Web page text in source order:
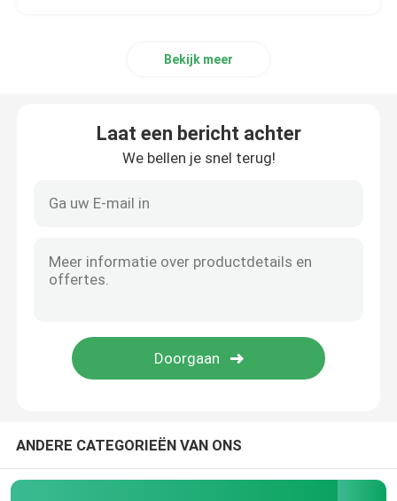
Bekijk meer
Laat een bericht achter
We bellen je snel terug!
ANDERE CATEGORIEËN VAN ONS